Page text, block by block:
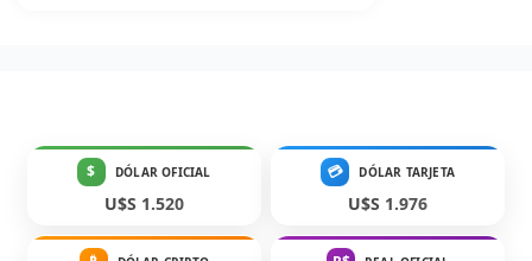
$ DÓLAR OFICIAL
U$S 1.520
💳 DÓLAR TARJETA
U$S 1.976